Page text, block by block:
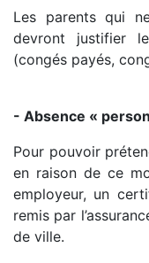
Les parents qui
devront justifier
(congés payés,
- Absence «
Pour pouvoir
en raison de ce
employeur, un
remis par
de ville.